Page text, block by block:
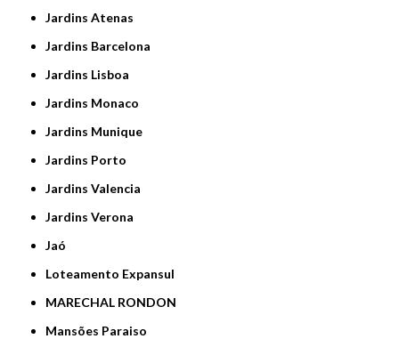
Jardins Atenas
Jardins Barcelona
Jardins Lisboa
Jardins Monaco
Jardins Munique
Jardins Porto
Jardins Valencia
Jardins Verona
Jaó
Loteamento Expansul
MARECHAL RONDON
Mansões Paraiso